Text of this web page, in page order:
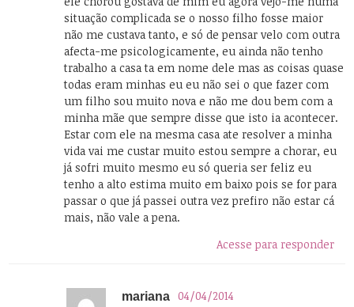
situação complicada se o nosso filho fosse maior
não me custava tanto, e só de pensar velo com outra
afecta-me psicologicamente, eu ainda não tenho
trabalho a casa ta em nome dele mas as coisas quase
todas eram minhas eu eu não sei o que fazer com
um filho sou muito nova e não me dou bem com a
minha mãe que sempre disse que isto ia acontecer.
Estar com ele na mesma casa ate resolver a minha
vida vai me custar muito estou sempre a chorar, eu
já sofri muito mesmo eu só queria ser feliz eu
tenho a alto estima muito em baixo pois se for para
passar o que já passei outra vez prefiro não estar cá
mais, não vale a pena.
Acesse para responder
mariana
04/04/2014